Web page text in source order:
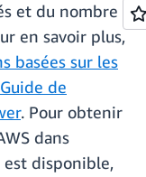
et du nombre
en savoir plus,
basées sur les
Guide de
. Pour obtenir
dans
est disponible,